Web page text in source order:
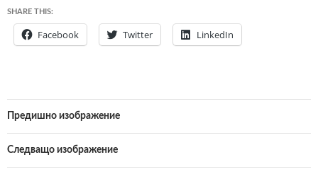
SHARE THIS:
Facebook Twitter LinkedIn
Предишно изображение
Следващо изображение